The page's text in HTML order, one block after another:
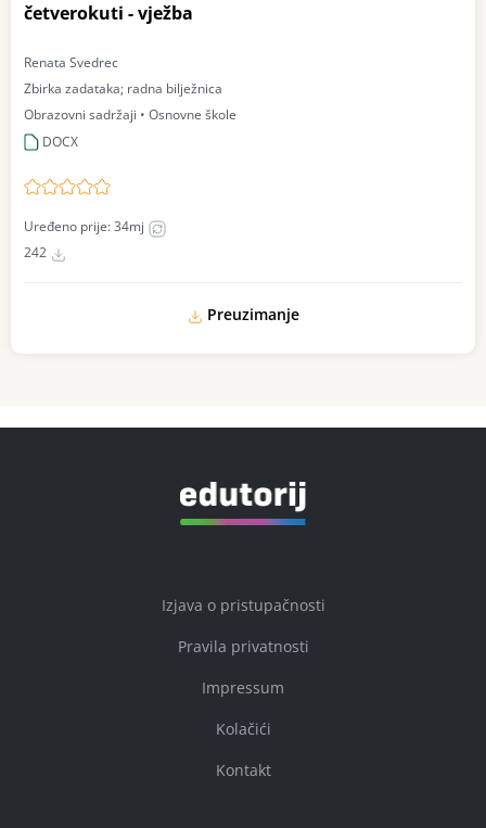
četverokuti - vježba
Renata Svedrec
Zbirka zadataka; radna bilježnica
Obrazovni sadržaji • Osnovne škole
DOCX
Uređeno prije: 34mj
242
Preuzimanje
Izjava o pristupačnosti
Pravila privatnosti
Impressum
Kolačići
Kontakt